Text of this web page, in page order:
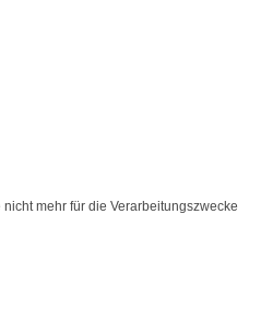
mehr für die Verarbeitungszwecke